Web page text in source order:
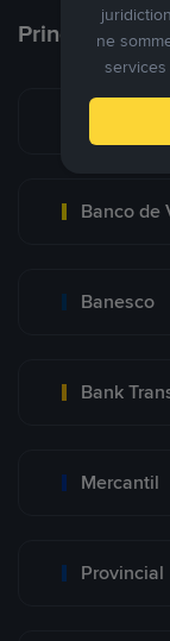
Principaux
Banco de
Banesco
Bank
Mercantil
Provincial
ne